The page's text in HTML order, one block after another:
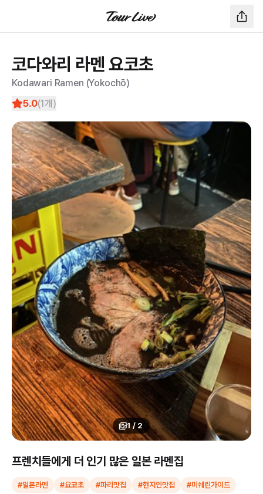
코다와리 라멘 요코초
Kodawari Ramen (Yokochō)
5.0(1개)
1/ 2
프렌치들에게 더 인기 많은 일본 라멘집
#일본라멘 #요코초 #파리맛집 #현지인맛집 #미쉐린가이드